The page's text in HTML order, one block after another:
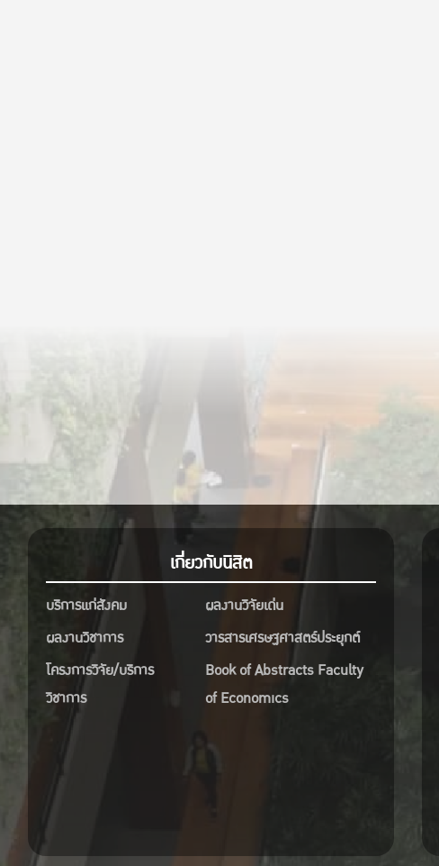
เกี่ยวกับนิสิต
บริการแก่สังคม
ผลงานวิจัยเด่น
ผลงานวิชาการ
วารสารเศรษฐศาสตร์ประยุกต์
โครงการวิจัย/บริการ
วิชาการ
Book of Abstracts Faculty
of Economics